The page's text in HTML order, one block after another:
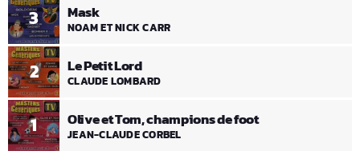
1 Olive et Tom, champions de foot
JEAN-CLAUDE CORBEL
2 Le Petit Lord
CLAUDE LOMBARD
3 Mask
NOAM ET NICK CARR